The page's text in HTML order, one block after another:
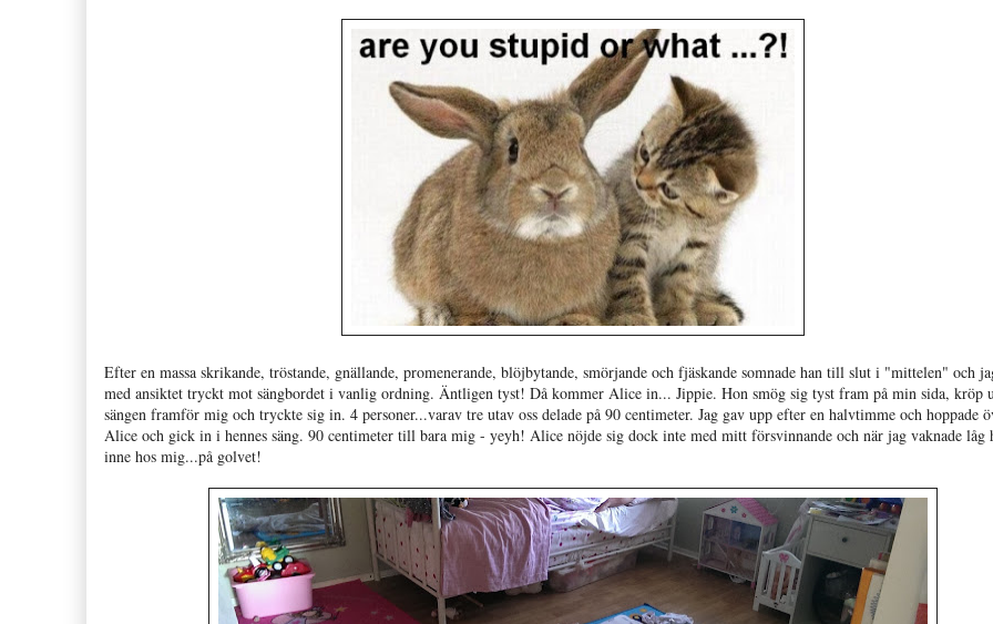
Efter en massa skrikande, tröstande, gnällande, promenerande, blöjbytande, smörjande och fjäskande somnade han till slut i "mittelen" och
med ansiktet tryckt mot sängbordet i vanlig ordning. Äntligen tyst! Då kommer Alice in... Jippie. Hon smög sig tyst fram på min sida, kröp
sängen framför mig och tryckte sig in. 4 personer...varav tre utav oss delade på 90 centimeter. Jag gav upp efter en halvtimme och hoppade
Alice och gick in i hennes säng. 90 centimeter till bara mig - yeyh! Alice nöjde sig dock inte med mitt försvinnande och när jag vaknade låg
inne hos mig...på golvet!